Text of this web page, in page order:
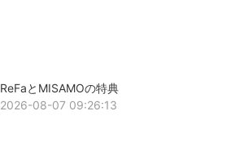
ReFaとMISAMOの特典
2026-08-07 09:26:13